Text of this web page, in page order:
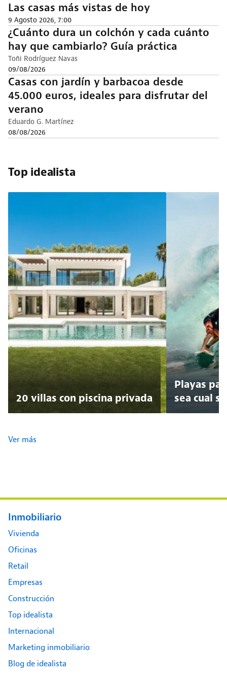
Las casas más vistas de hoy
9 Agosto 2026, 7:00
¿Cuánto dura un colchón y cada cuánto
hay que cambiarlo? Guía práctica
Toñi Rodríguez Navas
09/08/2026
Casas con jardín y barbacoa desde
45.000 euros, ideales para disfrutar del
verano
Eduardo G. Martínez
08/08/2026
Top idealista
20 villas con piscina privada
Playas
sea cual
Ver más
Footer main menu
Inmobiliario
Vivienda
Oficinas
Retail
Empresas
Construcción
Top idealista
Internacional
Marketing inmobiliario
Blog de idealista